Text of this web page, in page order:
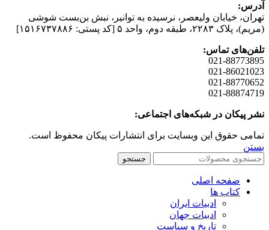
آدرس:
تهران، خیابان وليعصر، نرسيده به توانير، نبش بن‌بست شوشی
(مريم)، پلاک ۲۲۸۳، طبقه دوم، واحد ۵ [کد پستی: ۱۵۱۶۷۳۷۸۸۶]
تلفن‌های تماس:
021-88773895
021-86021023
021-88770652
021-88874719
نشر پیکان در شبکه‌های اجتماعی:
تمامی حقوق این وبسایت برای انتشارات پیکان محفوظ است.
بستن
جستجو
صفحه اصلی
کتاب ها
ادبیات ایران
ادبیات جهان
تاریخ و سیاست